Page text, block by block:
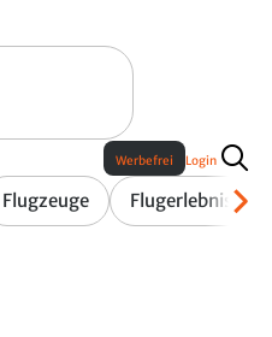
Flugzeuge Flugerlebnis
Werbefrei Login